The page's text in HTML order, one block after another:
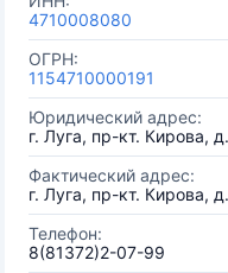
4710008080
ОГРН:
1154710000191
Юридический адрес:
г. Луга, пр-кт. Кирова,
Фактический адрес:
г. Луга, пр-кт. Кирова,
Телефон:
8(81372)2-07-99